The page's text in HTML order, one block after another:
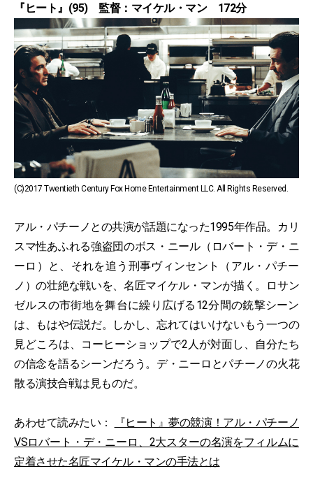
『ヒート』(95) 監督：マイケル・マン 172分
(C)2017 Twentieth Century Fox Home Entertainment LLC. All Rights Reserved.
アル・パチーノとの共演が話題になった1995年作品。カリ
スマ性あふれる強盗団のボス・ニール（ロバート・デ・ニ
ーロ）と、それを追う刑事ヴィンセント（アル・パチー
ノ）の壮絶な戦いを、名匠マイケル・マンが描く。ロサン
ゼルスの市街地を舞台に繰り広げる12分間の銃撃シーン
は、もはや伝説だ。しかし、忘れてはいけないもう一つの
見どころは、コーヒーショップで2人が対面し、自分たち
の信念を語るシーンだろう。デ・ニーロとパチーノの火花
散る演技合戦は見ものだ。
あわせて読みたい：
『ヒート』夢の競演！アル・パチーノ
VSロバート・デ・ニーロ、2大スターの名演をフィルムに
定着させた名匠マイケル・マンの手法とは